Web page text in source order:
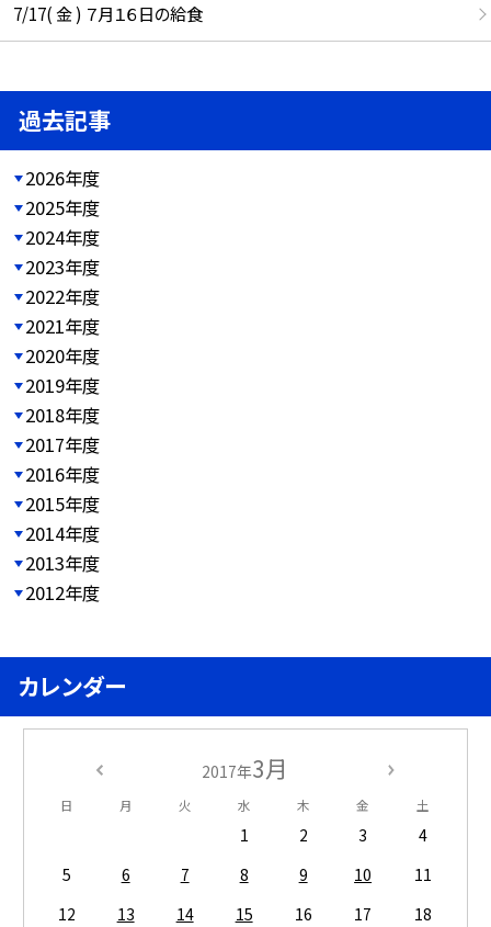
7/17( 金 ) ７月１６日の給食
過去記事
2026年度
2025年度
2024年度
2023年度
2022年度
2021年度
2020年度
2019年度
2018年度
2017年度
2016年度
2015年度
2014年度
2013年度
2012年度
カレンダー
2017年3月
日 月 火 水 木 金 土
1 2 3
4
5
6 7 8 9 10
11
12
13 14 15 16 17
18